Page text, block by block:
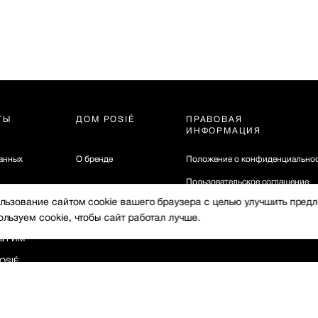
в ГИМ
ДОМ POSIÉ
О бренде
ПРАВОВАЯ
ИНФОРМАЦИЯ
Положение о
Пользовательское соглашение
Рекомендательные технологии
сайтом сооkіе вашего браузера с целью улучшить
сооkіе, чтобы сайт работал лучше.